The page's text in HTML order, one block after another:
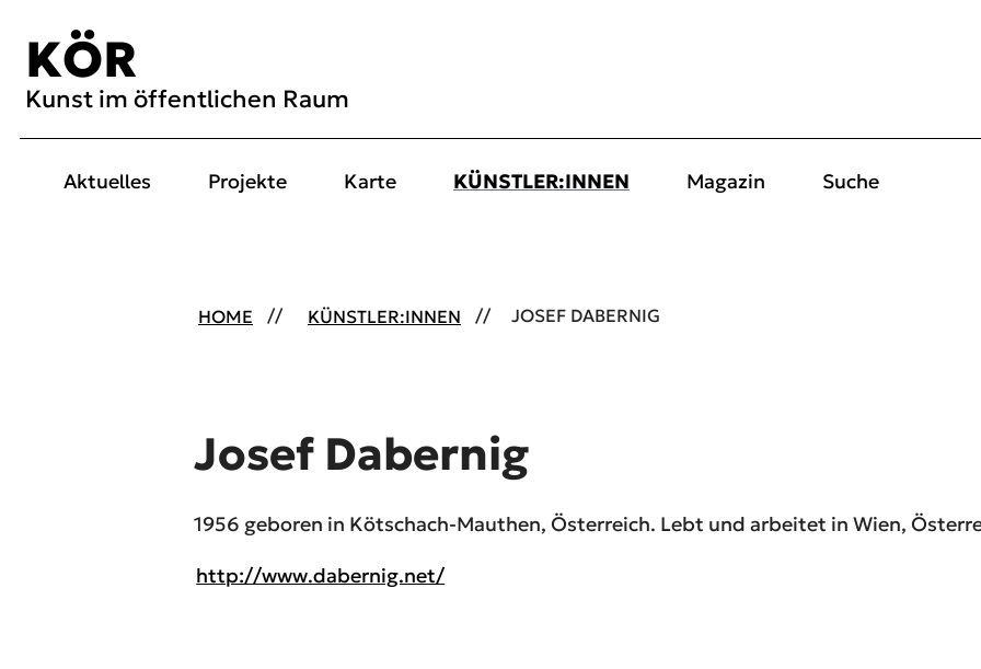
KÖR
Kunst im öffentlichen Raum
Aktuelles Projekte Karte KÜNSTLER:INNEN Magazin Suche
HOME KÜNSTLER:INNEN JOSEF DABERNIG
Josef Dabernig
1956 geboren in Kötschach-Mauthen, Österreich. Lebt und arbeitet in Wien,
http://www.dabernig.net/